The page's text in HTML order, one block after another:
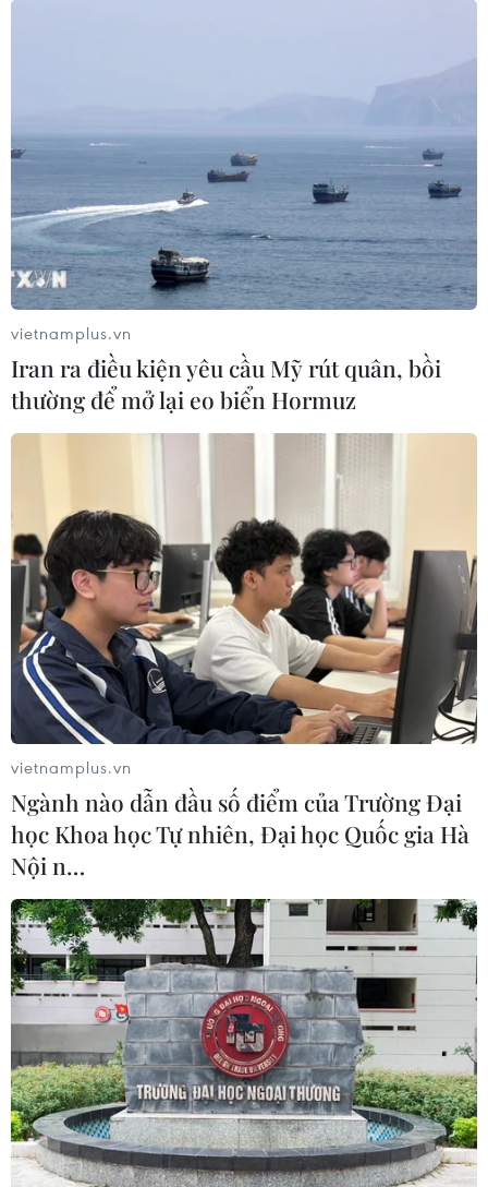
vietnamplus.vn
Iran ra điều kiện yêu cầu Mỹ rút quân, bồi
thường để mở lại eo biển Hormuz
vietnamplus.vn
Ngành nào dẫn đầu số điểm của Trường Đại
học Khoa học Tự nhiên, Đại học Quốc gia Hà
Nội n…